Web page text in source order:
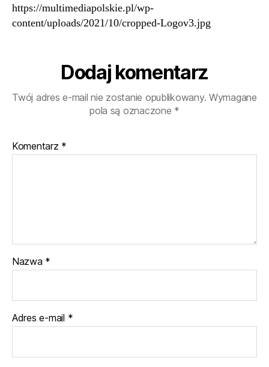
https://multimediapolskie.pl/wp-
content/uploads/2021/10/cropped-Logov3.jpg
Dodaj komentarz
Twój adres e-mail nie zostanie opublikowany. Wymagane
pola są oznaczone *
Komentarz *
Nazwa *
Adres e-mail *